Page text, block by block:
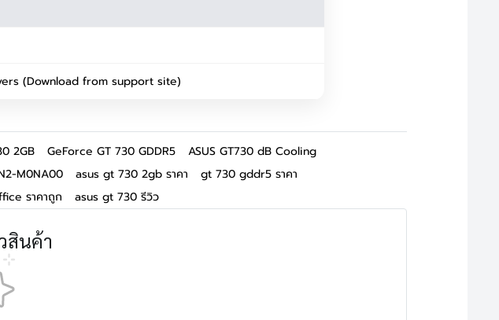
(Download from support site)
2GB GeForce GT 730 GDDR5
ASUS GT730 dB Cooling
M0NA00 asus gt 730 2gb ราคา
gt 730 gddr5 ราคา
ราคาถูก asus gt 730 รีวิว
สินค้า